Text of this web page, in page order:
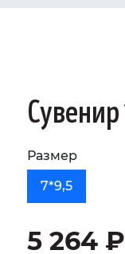
Размер
7*9,5
5 264 ₽